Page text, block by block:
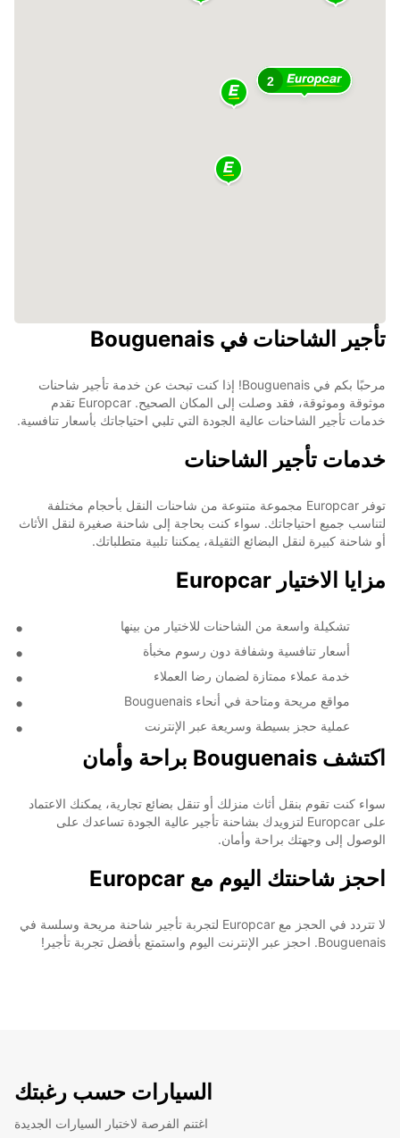
2
تأجير الشاحنات في Bouguenais
مرحبًا بكم في Bouguenais! إذا كنت تبحث عن خدمة تأجير شاحنات
موثوقة وموثوقة، فقد وصلت إلى المكان الصحيح. Europcar تقدم
خدمات تأجير الشاحنات عالية الجودة التي تلبي احتياجاتك بأسعار تنافسية.
خدمات تأجير الشاحنات
توفر Europcar مجموعة متنوعة من شاحنات النقل بأحجام مختلفة
لتناسب جميع احتياجاتك. سواء كنت بحاجة إلى شاحنة صغيرة لنقل الأثاث
أو شاحنة كبيرة لنقل البضائع الثقيلة، يمكننا تلبية متطلباتك.
مزايا الاختيار Europcar
تشكيلة واسعة من الشاحنات للاختيار من بينها
أسعار تنافسية وشفافة دون رسوم مخبأة
خدمة عملاء ممتازة لضمان رضا العملاء
مواقع مريحة ومتاحة في أنحاء Bouguenais
عملية حجز بسيطة وسريعة عبر الإنترنت
اكتشف Bouguenais براحة وأمان
سواء كنت تقوم بنقل أثاث منزلك أو تنقل بضائع تجارية، يمكنك الاعتماد
على Europcar لتزويدك بشاحنة تأجير عالية الجودة تساعدك على
الوصول إلى وجهتك براحة وأمان.
احجز شاحنتك اليوم مع Europcar
لا تتردد في الحجز مع Europcar لتجربة تأجير شاحنة مريحة وسلسة في
Bouguenais. احجز عبر الإنترنت اليوم واستمتع بأفضل تجربة تأجير!
السيارات حسب رغبتك
اغتنم الفرصة لاختبار السيارات الجديدة